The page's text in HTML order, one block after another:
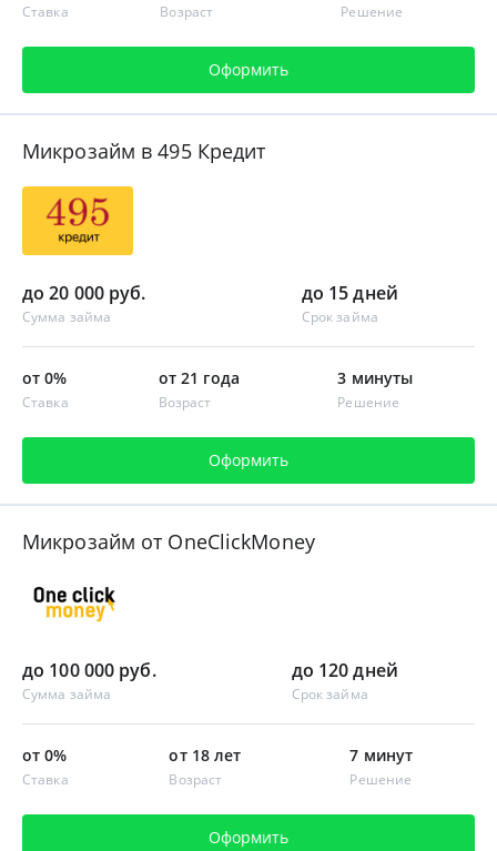
Ставка Возраст Решение
Оформить
Микрозайм в 495 Кредит
до 20 000 руб.
Сумма займа
до 15 дней
Срок займа
от 0%
Ставка
от 21 года
Возраст
3 минуты
Решение
Оформить
Микрозайм от OneClickMoney
до 100 000 руб.
Сумма займа
до 120 дней
Срок займа
от 0%
Ставка
от 18 лет
Возраст
7 минут
Решение
Оформить